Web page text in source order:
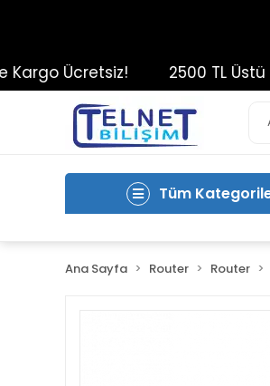
Ücretsiz! 2500 TL Üstü
Tüm
Ana Sayfa Router Router